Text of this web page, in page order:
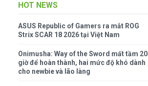
HOT NEWS
ASUS Republic of Gamers ra mắt ROG
Strix SCAR 18 2026 tại Việt Nam
Onimusha: Way of the Sword mất tầm 20
giờ để hoàn thành, hai mức độ khó dành
cho newbie và lão làng